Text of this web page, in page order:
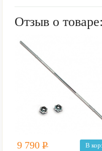
Отзыв о
9 790 Р В